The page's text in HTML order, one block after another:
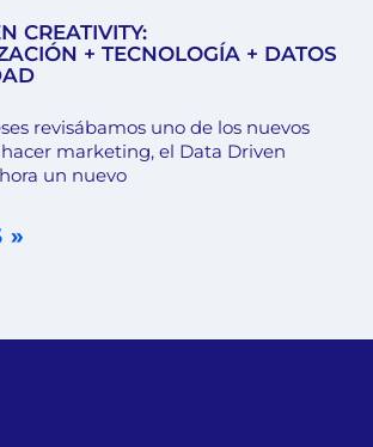
CREATIVITY:
+ TECNOLOGÍA + DATOS
revisábamos uno de los nuevos
marketing, el Data Driven
un nuevo
»